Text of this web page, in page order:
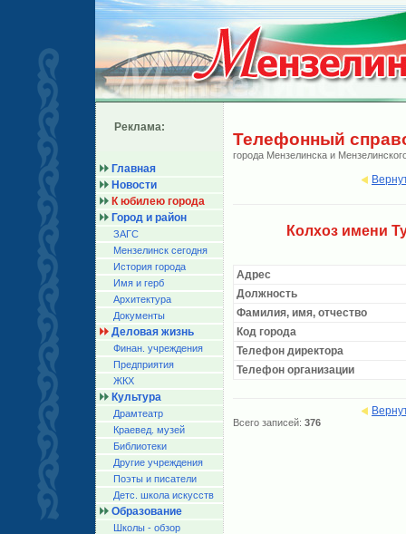
Реклама:
Главная
Новости
К юбилею города
Город и район
ЗАГС
Мензелинск сегодня
История города
Имя и герб
Архитектура
Документы
Деловая жизнь
Финан. учреждения
Предприятия
ЖКХ
Культура
Драмтеатр
Краевед. музей
Библиотеки
Другие учреждения
Поэты и писатели
Детс. школа искусств
Образование
Школы - обзор
Телефонный
города Мензелинска и
Колхоз имени
Адрес
Должность
Фамилия, имя, отчество
Код города
Телефон директора
Телефон организации
Всего записей: 376